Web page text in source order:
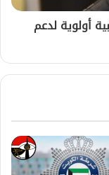
أولوية لدعم